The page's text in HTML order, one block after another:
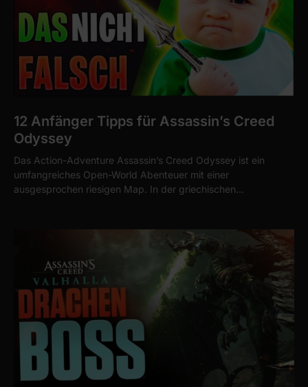
12 Anfänger Tipps für Assassin’s Creed
Odyssey
Das Action-Adventure Assassin’s Creed Odyssey ist ein
umfangreiches Open-World Abenteuer mit einer
ausgesprochen riesigen Map. In der griechischen…